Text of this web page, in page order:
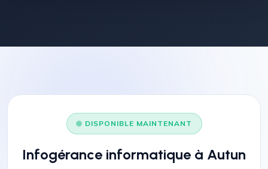
DISPONIBLE MAINTENANT
Infogérance informatique à Autun